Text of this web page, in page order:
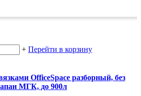
+ Перейти в корзину
OfficeSpace разборный, без
МГК, до 900л